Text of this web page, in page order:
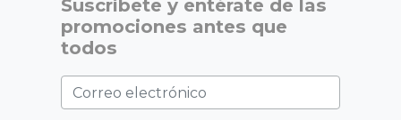
Suscríbete y entérate de las
promociones antes que
todos
Correo electrónico